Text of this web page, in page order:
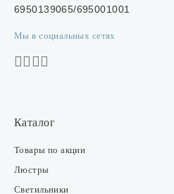
6950139065/695001001
Мы в социальных сетях
Каталог
Товары по акции
Люстры
Светильники